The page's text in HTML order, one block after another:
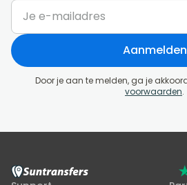
Aanmelden
Door je aan te melden, ga je
voorwaarden.